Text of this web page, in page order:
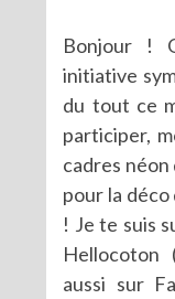
Bonjour !
initiative
du tout ce
participer,
cadres néon
pour la
! Je te suis
Hellocoton
aussi sur